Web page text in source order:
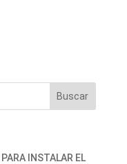
INSTALAR EL